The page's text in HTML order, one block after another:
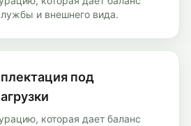
и внешнего вида.
под
которая дает баланс